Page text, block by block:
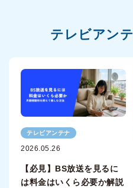
テレビアン
テレビアンテナ
2026.05.26
【必見】BS放送を見るに
は料金はいくら必要か解説